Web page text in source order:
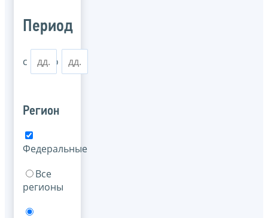
Период
с по
Регион
Федеральные
Все
регионы